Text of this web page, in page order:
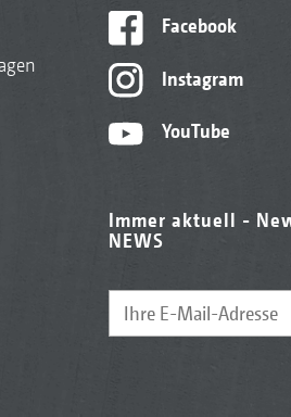
Facebook
Instagram
YouTube
Immer aktuell -
NEWS